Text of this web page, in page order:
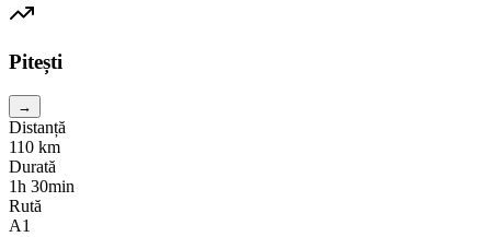
Pitești
→
Distanță
110 km
Durată
1h 30min
Rută
A1